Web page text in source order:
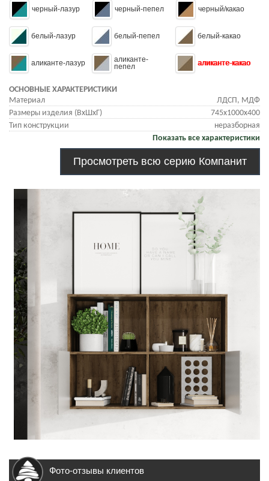
черный-лазур черный-пепел черный/какао
белый-лазур белый-пепел белый-какао
аликанте-лазур
аликанте-
пепел
аликанте-какао
ОСНОВНЫЕ ХАРАКТЕРИСТИКИ
Материал
ЛДСП, МДФ
Размеры изделия (ВхШхГ)
745х1000х400
Тип конструкции
неразборная
Показать все характеристики
Просмотреть всю серию Компанит
Фото-отзывы клиентов